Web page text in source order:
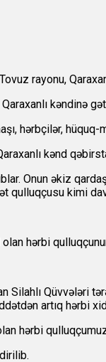
rayonu,
kəndinə
hərbçilər,
kənd
Onun əkiz
qulluqçusu kimi
hərbi
Silahlı Qüvvələri
artıq hərbi
hərbi